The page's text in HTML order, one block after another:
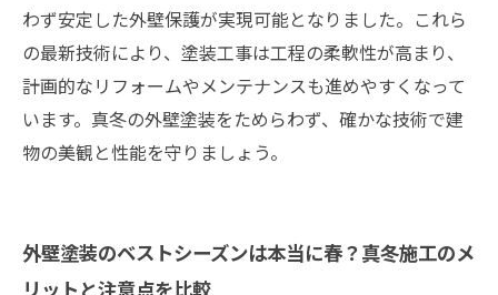
わず安定した外壁保護が実現可能となりました。これら
の最新技術により、塗装工事は工程の柔軟性が高まり、
計画的なリフォームやメンテナンスも進めやすくなって
います。真冬の外壁塗装をためらわず、確かな技術で建
物の美観と性能を守りましょう。
外壁塗装のベストシーズンは本当に春？真冬施工のメ
リットと注意点を比較